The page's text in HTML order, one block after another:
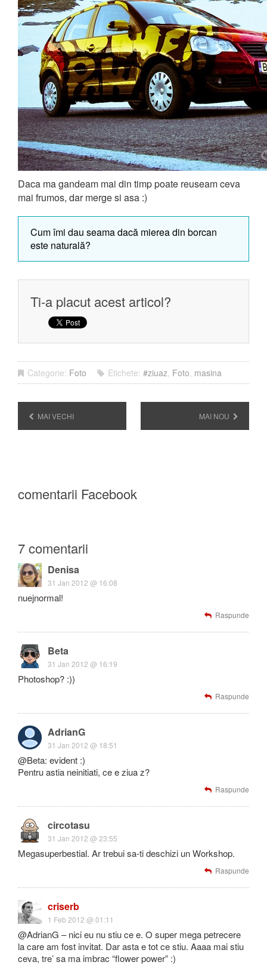
Daca ma gandeam mai din timp poate reuseam ceva
mai frumos, dar merge si asa :)
Cum îmi dau seama dacă mierea din borcan
este naturală?
Ti-a placut acest articol?
Categorie: Foto Etichete: #ziuaz, Foto, masina
MAI VECHI MAI NOU
comentarii Facebook
7 comentarii
Denisa
31 Jan 2012 @ 16:08
nuejnormal!
Raspunde
Beta
31 Jan 2012 @ 16:19
Photoshop? :))
Raspunde
AdrianG
31 Jan 2012 @ 18:51
@Beta: evident :)
Pentru astia neinitiati, ce e ziua z?
Raspunde
circotasu
31 Jan 2012 @ 23:55
Megasuperbestial. Ar trebui sa-ti deschizi un Workshop.
Raspunde
criserb
1 Feb 2012 @ 01:11
@AdrianG – nici eu nu stiu ce e. O super mega petrecere
la care am fost invitat. Dar asta e tot ce stiu. Aaaa mai stiu
ceva, tre’ sa ma imbrac “flower power” :)